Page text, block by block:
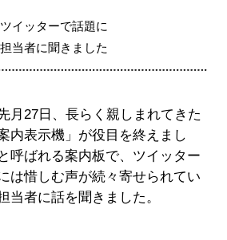
ツイッターで話題に
担当者に聞きました
月27日、長らく親しまれてきた
内表示機」が役目を終えまし
呼ばれる案内板で、ツイッター
は惜しむ声が続々寄せられてい
当者に話を聞きました。